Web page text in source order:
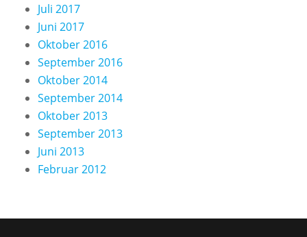
Juli 2017
Juni 2017
Oktober 2016
September 2016
Oktober 2014
September 2014
Oktober 2013
September 2013
Juni 2013
Februar 2012